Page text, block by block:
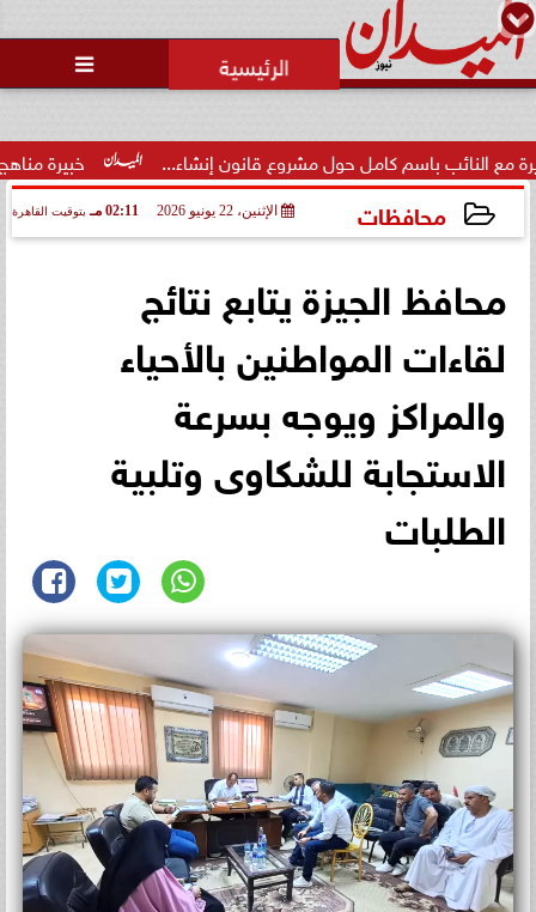

خبيرة مناهج: باسم كامل حول مشروع قانون إنشاء...
محافظات الإثنين، 22 يونيو 2026 02:11 مـ بتوقيت القاهرة
محافظ الجيزة يتابع نتائج
لقاءات المواطنين بالأحياء
والمراكز ويوجه بسرعة
الاستجابة للشكاوى وتلبية
الطلبات